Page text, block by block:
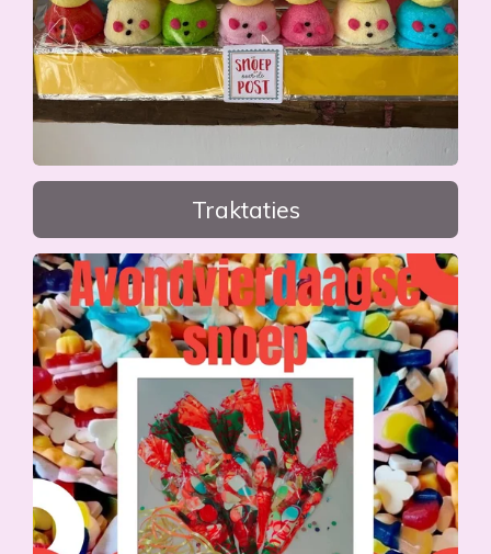
Traktaties